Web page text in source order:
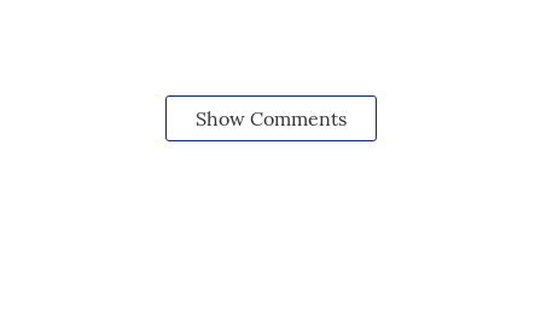
Show Comments